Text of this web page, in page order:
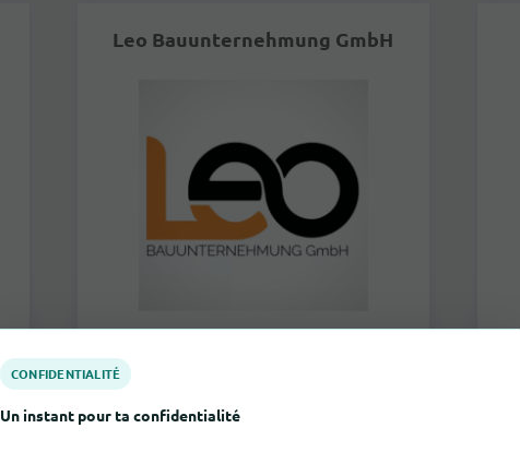
Leo Bauunternehmung GmbH
plus
CONFIDENTIALITÉ
Un instant pour ta confidentialité